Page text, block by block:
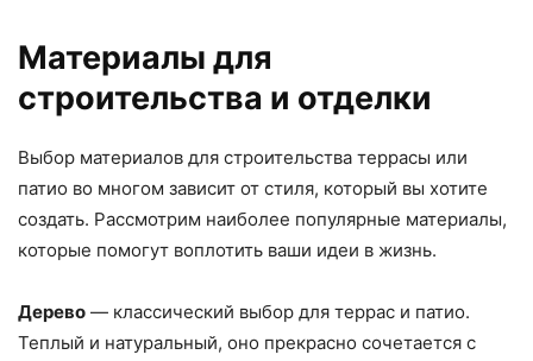
Материалы для
строительства и отделки
Выбор материалов для строительства террасы или
патио во многом зависит от стиля, который вы хотите
создать. Рассмотрим наиболее популярные материалы,
которые помогут воплотить ваши идеи в жизнь.
Дерево — классический выбор для террас и патио.
Теплый и натуральный, оно прекрасно сочетается с